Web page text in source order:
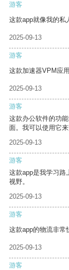
游客
这款app就像我的私
2025-09-13
游客
这款加速器VPM应
2025-09-13
游客
这款办公软件的功
面。我可以使用它
2025-09-13
游客
这款app是我学习路
视野。
2025-09-13
游客
这款app的物流非常
2025-09-13
游客